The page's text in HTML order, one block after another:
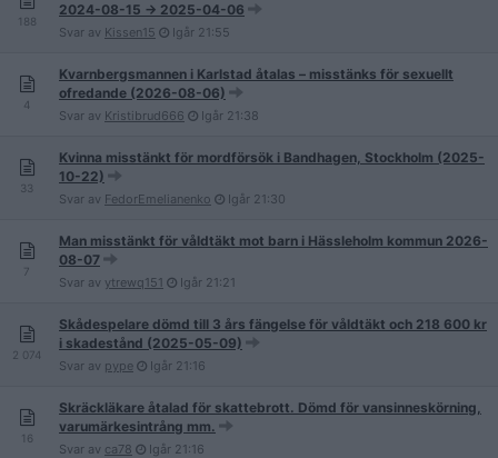
188
2024-08-15 -> 2025-04-06
Svar av Kissen15 Igår 21:55
4
Kvarnbergsmannen i Karlstad åtalas – misstänks för sexuellt
ofredande (2026-08-06)
Svar av Kristibrud666 Igår 21:38
33
Kvinna misstänkt för mordförsök i Bandhagen, Stockholm (2025-
10-22)
Svar av FedorEmelianenko Igår 21:30
7
Man misstänkt för våldtäkt mot barn i Hässleholm kommun 2026-
08-07
Svar av ytrewq151 Igår 21:21
2 074
Skådespelare dömd till 3 års fängelse för våldtäkt och 218 600 kr
i skadestånd (2025-05-09)
Svar av pype Igår 21:16
16
Skräckläkare åtalad för skattebrott. Dömd för vansinneskörning,
varumärkesintrång mm.
Svar av ca78 Igår 21:16